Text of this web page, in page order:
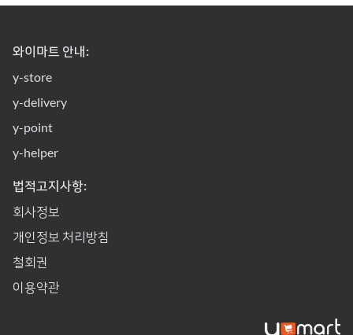
와이마트 안내:
y-store
y-delivery
y-point
y-helper
법적고지사항:
회사정보
개인정보 처리방침
철회권
이용약관